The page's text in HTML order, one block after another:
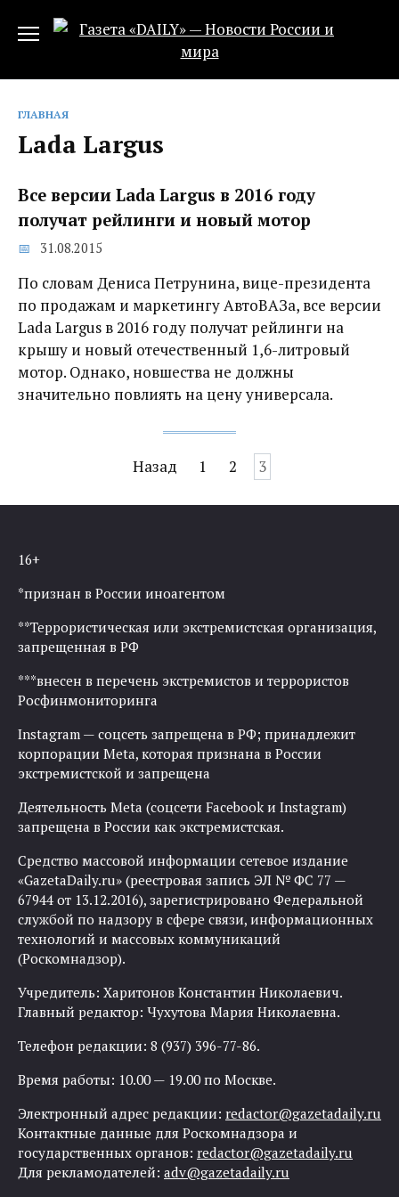
ГЛАВНАЯ
Lada Largus
Все версии Lada Largus в 2016 году
получат рейлинги и новый мотор
31.08.2015
По словам Дениса Петрунина, вице-президента
по продажам и маркетингу АвтоВАЗа, все версии
Lada Largus в 2016 году получат рейлинги на
крышу и новый отечественный 1,6-литровый
мотор. Однако, новшества не должны
значительно повлиять на цену универсала.
записям
Назад 1 2 3
16+
*признан в России иноагентом
**Террористическая или экстремистская организация,
запрещенная в РФ
***внесен в перечень экстремистов и террористов
Росфинмониторинга
Instagram — соцсеть запрещена в РФ; принадлежит
корпорации Meta, которая признана в России
экстремистской и запрещена
Деятельность Meta (соцсети Facebook и Instagram)
запрещена в России как экстремистская.
Средство массовой информации сетевое издание
«GazetaDaily.ru» (реестровая запись ЭЛ № ФС 77 —
67944 от 13.12.2016), зарегистрировано Федеральной
службой по надзору в сфере связи, информационных
технологий и массовых коммуникаций
(Роскомнадзор).
Учредитель: Харитонов Константин Николаевич.
Главный редактор: Чухутова Мария Николаевна.
Телефон редакции: 8 (937) 396-77-86.
Время работы: 10.00 — 19.00 по Москве.
Электронный адрес редакции: redactor@gazetadaily.ru
Контактные данные для Роскомнадзора и
государственных органов: redactor@gazetadaily.ru
Для рекламодателей: adv@gazetadaily.ru